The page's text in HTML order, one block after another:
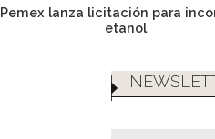
Pemex lanza licitación para
etanol